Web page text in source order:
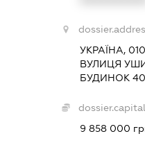
УКРАЇНА,
ВУЛИЦЯ
БУДИНОК 40
9 858 000